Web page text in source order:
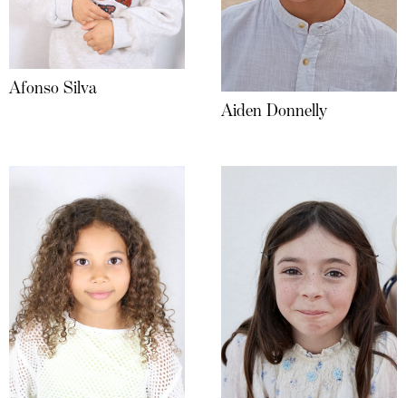
Afonso Silva
Aiden Donnelly